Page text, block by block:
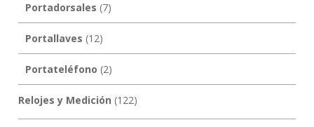
Portadorsales (7)
Portallaves (12)
Portateléfono (2)
Relojes y Medición (122)